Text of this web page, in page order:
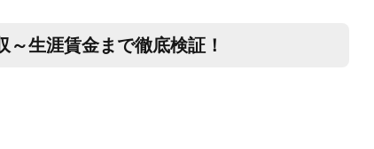
生涯賃金まで徹底検証！